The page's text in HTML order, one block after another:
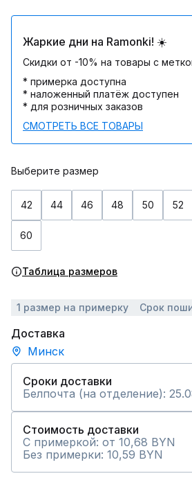
Жаркие дни на Ramonki! ☀️
Скидки от -10% на товары с
* примерка доступна
* наложенный платёж доступен
* для розничных заказов
СМОТРЕТЬ ВСЕ ТОВАРЫ
Выберите размер
42 44 46 48 50 52
60
Таблица размеров
1 размер на примерку Срок
Доставка
Минск
Сроки доставки
Белпочта (на отделение):
Стоимость доставки
С примеркой: от 10,68 BYN
Без примерки: 10,59 BYN